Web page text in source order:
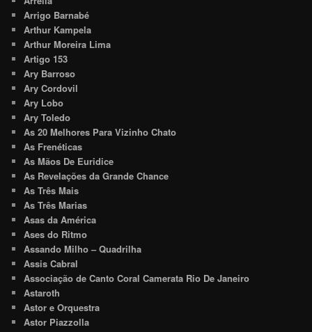
Arrigo Barnabé
Arthur Kampela
Arthur Moreira Lima
Artigo 153
Ary Barroso
Ary Cordovil
Ary Lobo
Ary Toledo
As 20 Melhores Para Vizinho Chato
As Frenéticas
As Mãos De Euridice
As Revelações da Grande Chance
As Três Mais
As Três Marias
Asas da América
Ases do Ritmo
Assando Milho – Quadrilha
Assis Cabral
Associação de Canto Coral Camerata Rio De Janeiro
Astaroth
Astor e Orquestra
Astor Piazzolla